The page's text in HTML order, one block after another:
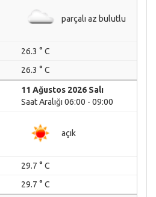
parçalı az bulutlu
26.3 ° C
26.3 ° C
11 Ağustos 2026 Salı
Saat Aralığı 06:00 - 09:00
açık
29.7 ° C
29.7 ° C